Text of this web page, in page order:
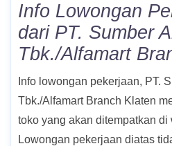
Info Lowongan
dari PT. Sumber
Tbk./Alfamart
Info lowongan pekerjaan, PT.
Tbk./Alfamart Branch Klaten
toko yang akan ditempatkan
Lowongan pekerjaan diatas